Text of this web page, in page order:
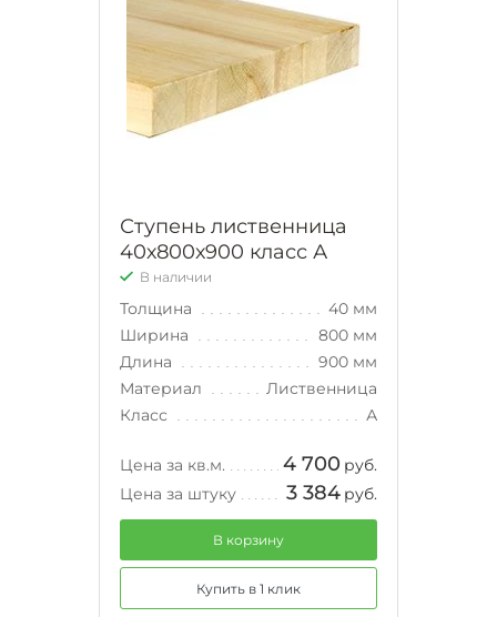
Ступень лиственница
40х800х900 класс А
В наличии
Толщина
40 мм
Ширина
800 мм
Длина
900 мм
Материал
Лиственница
Класс
А
Цена за кв.м. 4 700 руб.
Цена за штуку
3 384 руб.
В корзину
Купить в 1 клик